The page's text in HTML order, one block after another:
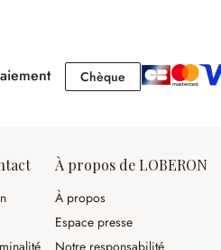
Chèque Chèque
À propos de LOBERON
À propos
Espace presse